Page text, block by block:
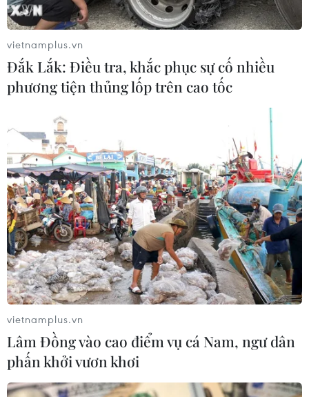
vietnamplus.vn
Đắk Lắk: Điều tra, khắc phục sự cố nhiều
phương tiện thủng lốp trên cao tốc
vietnamplus.vn
Lâm Đồng vào cao điểm vụ cá Nam, ngư dân
phấn khởi vươn khơi